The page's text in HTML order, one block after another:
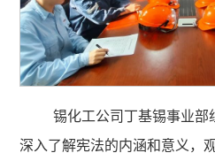
锡化工公司丁基锡事业部
深入了解宪法的内涵和意义，